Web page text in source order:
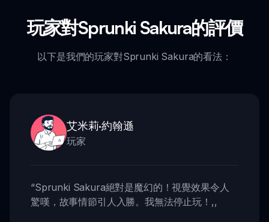
玩家對Sprunki Sakura的評價
以下是我們的玩家對Sprunki Sakura的看法：
艾米莉·約翰遜
玩家
“Sprunki Sakura絕對是魔幻的！視覺效果令人
驚嘆，故事情節引人入勝。我無法停止玩！ ,,